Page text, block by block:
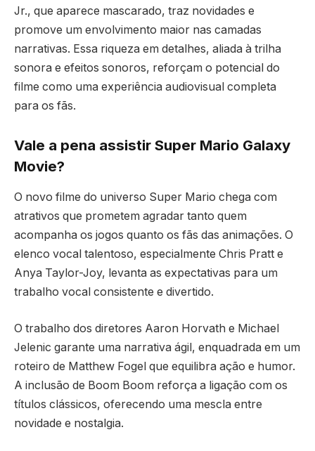
Jr., que aparece mascarado, traz novidades e
promove um envolvimento maior nas camadas
narrativas. Essa riqueza em detalhes, aliada à trilha
sonora e efeitos sonoros, reforçam o potencial do
filme como uma experiência audiovisual completa
para os fãs.
Vale a pena assistir Super Mario Galaxy
Movie?
O novo filme do universo Super Mario chega com
atrativos que prometem agradar tanto quem
acompanha os jogos quanto os fãs das animações. O
elenco vocal talentoso, especialmente Chris Pratt e
Anya Taylor-Joy, levanta as expectativas para um
trabalho vocal consistente e divertido.
O trabalho dos diretores Aaron Horvath e Michael
Jelenic garante uma narrativa ágil, enquadrada em um
roteiro de Matthew Fogel que equilibra ação e humor.
A inclusão de Boom Boom reforça a ligação com os
títulos clássicos, oferecendo uma mescla entre
novidade e nostalgia.